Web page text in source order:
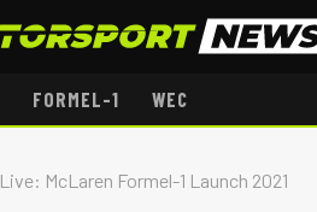
FORMEL-1 WEC
Live: McLaren Formel-1 Launch 2021